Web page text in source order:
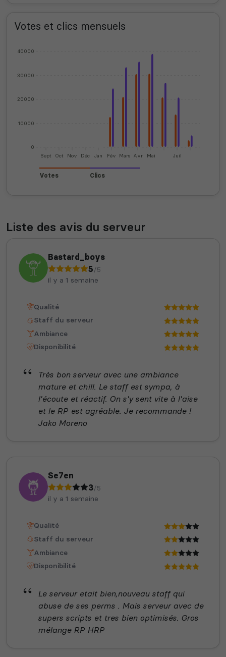
Votes et clics mensuels
0
10000
20000
30000
40000
Sept Oct Nov Déc Jan Fév Mars Avr Mai Juil
Votes Clics
Liste des avis du serveur
Bastard_boys
5/5
il y a 1 semaine
Qualité
Staff du serveur
Ambiance
Disponibilité
Très bon serveur avec une ambiance
mature et chill. Le staff est sympa, à
l'écoute et réactif. On s'y sent vite à l'aise
et le RP est agréable. Je recommande !
Jako Moreno
Se7en
3/5
il y a 1 semaine
Qualité
Staff du serveur
Ambiance
Disponibilité
Le serveur etait bien,nouveau staff qui
abuse de ses perms . Mais serveur avec de
supers scripts et tres bien optimisés. Gros
mélange RP HRP